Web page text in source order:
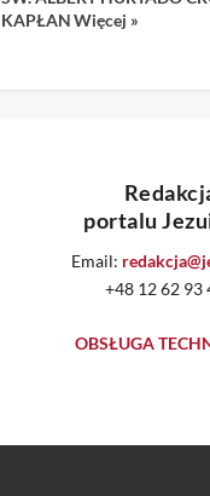
KAPŁANWięcej »
portalu
Email:
+48 12 62 93
OBSŁUGA